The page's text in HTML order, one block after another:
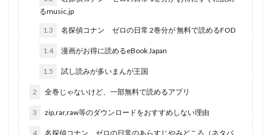
るmusic.jp
1.3 名探偵コナン ゼロの日常 2巻分が 無料で読めるFOD
1.4 漫画がお得に読めるeBook Japan
1.5 試し読みが多いまんが王国
2 全巻じゃないけど、一部無料で読めるアプリ
3 zip,rar,raw等のダウンロードをおすすめしない理由
4
名探偵コナン ゼロの日常のあらすじやみどころ（ネタバ